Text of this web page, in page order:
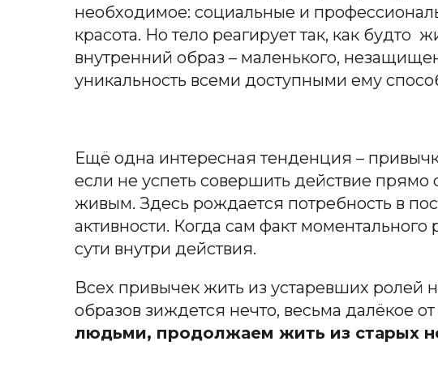
необходимое: социальные и
красота. Но тело реагирует так, как будто
внутренний образ – маленького,
уникальность всеми доступными ему
Ещё одна интересная тенденция –
если не успеть совершить действие прямо
живым. Здесь рождается потребность в
активности. Когда сам факт
сути внутри действия.
Всех привычек жить из устаревших ролей
образов зиждется нечто, весьма далёкое
людьми, продолжаем жить из старых